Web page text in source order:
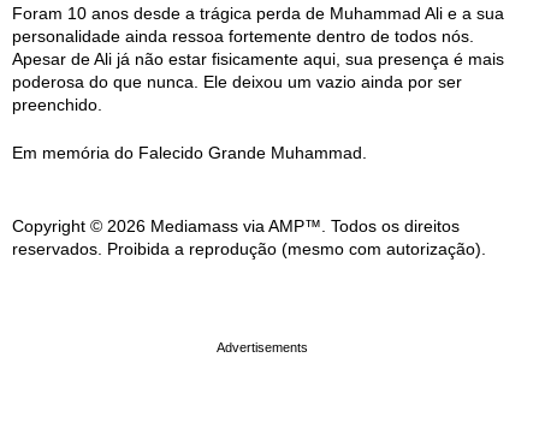
Foram 10 anos desde a trágica perda de Muhammad Ali e a sua
personalidade ainda ressoa fortemente dentro de todos nós.
Apesar de Ali já não estar fisicamente aqui, sua presença é mais
poderosa do que nunca. Ele deixou um vazio ainda por ser
preenchido.
Em memória do Falecido Grande Muhammad.
Copyright © 2026 Mediamass via AMP™. Todos os direitos
reservados. Proibida a reprodução (mesmo com autorização).